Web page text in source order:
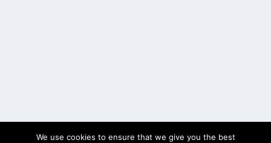
We use cookies to ensure that we give you the best